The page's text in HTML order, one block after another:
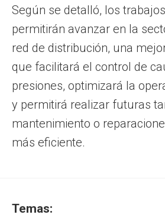
Según se detalló, los
permitirán avanzar en la
red de distribución, una
que facilitará el control de
presiones, optimizará la
y permitirá realizar futuras
mantenimiento o
más eficiente.
Temas: